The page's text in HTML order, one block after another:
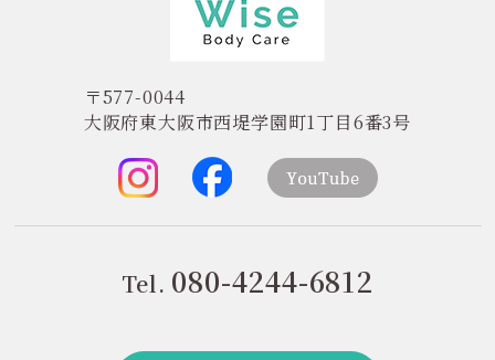
〒577-0044
大阪府東大阪市西堤学園町1丁目6番3号
Tel. 080-4244-6812